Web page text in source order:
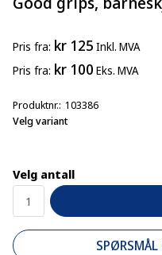
Pris fra kr 125 Inkl. MVA
Pris fra kr 100 Eks. MVA
Produktnr. 103386
Velg variant
Velg antall